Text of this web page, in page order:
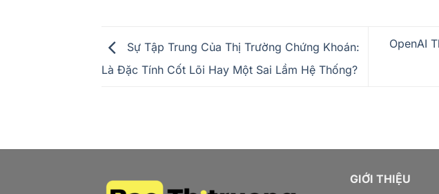
Sự Tập Trung Của Thị Trường Chứng Khoán:
Là Đặc Tính Cốt Lõi Hay Một Sai Lầm Hệ Thống?
OpenAI
GIỚI THIỆU